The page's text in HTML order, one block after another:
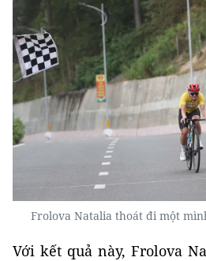
Frolova Natalia thoát đi một
Với kết quả này, Frolova